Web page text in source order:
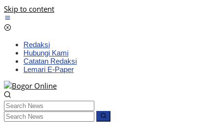
Skip to content
Redaksi
Hubungi Kami
Catatan Redaksi
Lemari E-Paper